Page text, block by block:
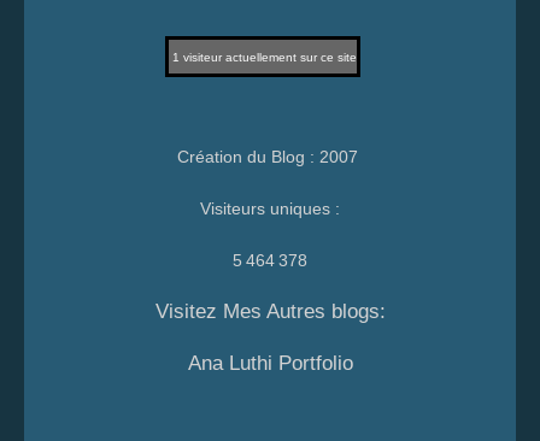
1 visiteur actuellement sur ce site
Création du Blog : 2007
Visiteurs uniques :
5 464 378
Visitez Mes Autres blogs:
Ana Luthi Portfolio